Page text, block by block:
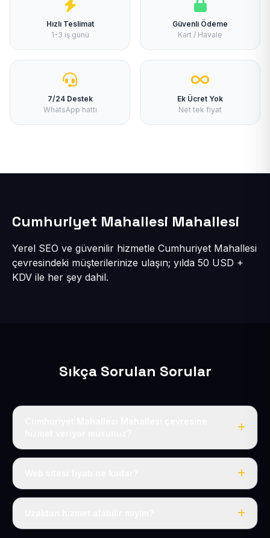
Hızlı Teslimat
1-3 iş günü
Güvenli Ödeme
Kart / Havale
7/24 Destek
WhatsApp hattı
Ek Ücret Yok
Net tek fiyat
Cumhuriyet Mahallesi Mahallesi
Yerel SEO ve güvenilir hizmetle Cumhuriyet Mahallesi
çevresindeki müşterilerinize ulaşın; yılda 50 USD +
KDV ile her şey dahil.
Sıkça Sorulan Sorular
Evet, Cumhuriyet Mahallesi dahil tüm Çukur ve Özvatan
Tek fiyat: yılda 50 USD + KDV, her şey dahil.